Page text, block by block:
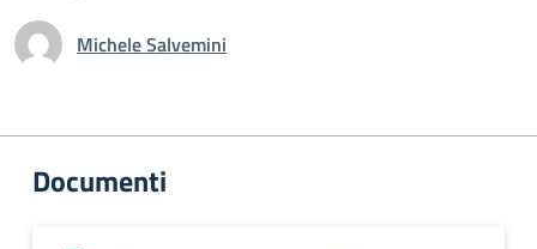
Michele Salvemini
Documenti